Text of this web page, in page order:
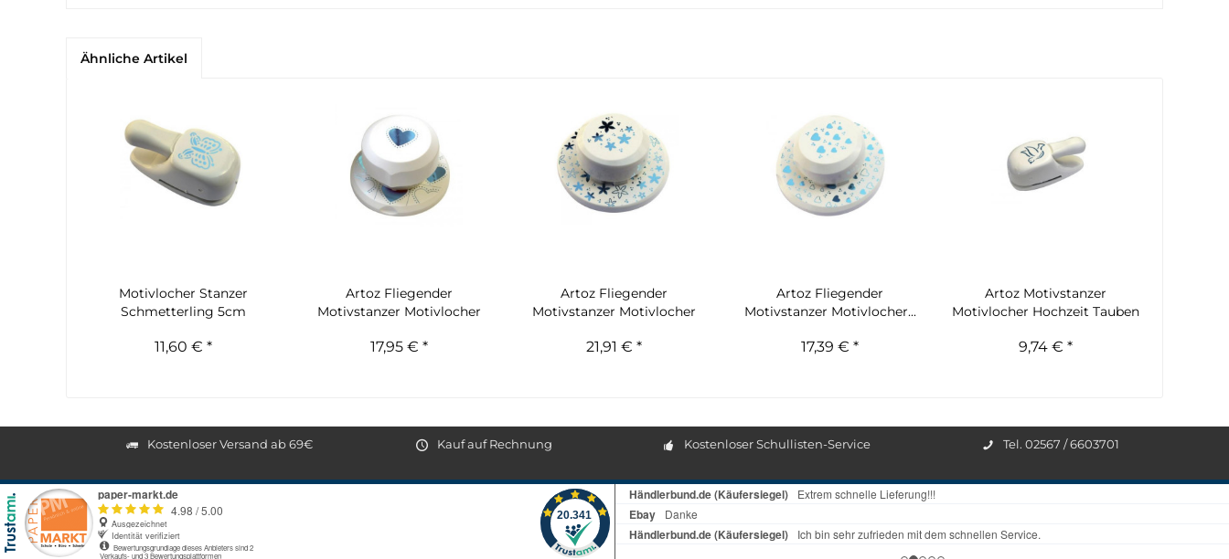
Ähnliche Artikel
Motivlocher Stanzer
Schmetterling 5cm
11,60 € *
Artoz Fliegender
Motivstanzer Motivlocher
17,95 € *
Artoz Fliegender
Motivstanzer Motivlocher
21,91 € *
Artoz Fliegender
Motivstanzer Motivlocher...
17,39 € *
Artoz Motivstanzer
Motivlocher Hochzeit Tauben
9,74 € *
Kostenloser Versand ab 69€ Kauf auf Rechnung Kostenloser Schullisten-Service Tel. 02567 / 6603701